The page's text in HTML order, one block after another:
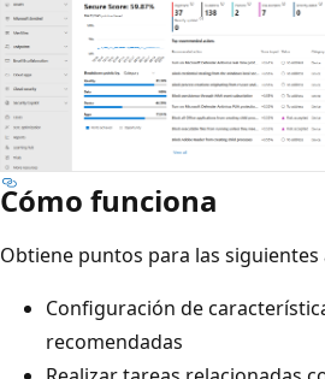
Cómo funciona
Obtiene puntos para las siguientes
Configuración de
recomendadas